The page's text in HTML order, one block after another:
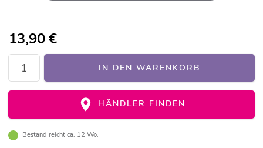
13,90€
IN DEN WARENKORB
HÄNDLER FINDEN
Bestand reicht ca. 12 Wo.